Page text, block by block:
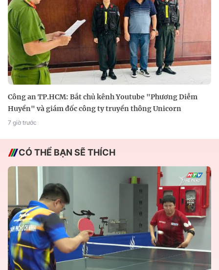
Công an TP.HCM: Bắt chủ kênh Youtube "Phương Diễm
Huyền" và giám đốc công ty truyền thông Unicorn
7 giờ trước
CÓ THỂ BẠN SẼ THÍCH